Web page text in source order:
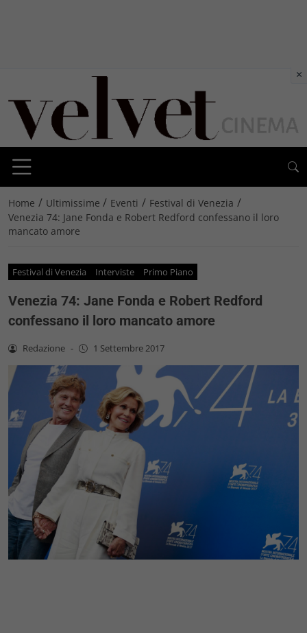
Home / Ultimissime / Eventi / Festival di Venezia /
Venezia 74: Jane Fonda e Robert Redford confessano il loro
mancato amore
Festival di Venezia Interviste Primo Piano
Venezia 74: Jane Fonda e Robert Redford
confessano il loro mancato amore
Redazione - 1 Settembre 2017
×